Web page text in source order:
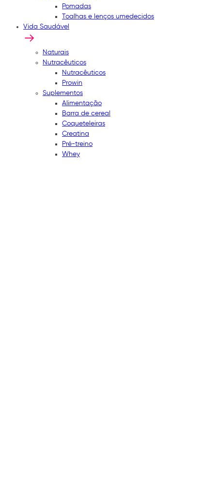
Pomadas
Toalhas e lenços umedecidos
Vida Saudável
Naturais
Nutracêuticos
Nutracêuticos
Prowin
Suplementos
Alimentação
Barra de cereal
Coqueteleiras
Creatina
Pré-treino
Whey